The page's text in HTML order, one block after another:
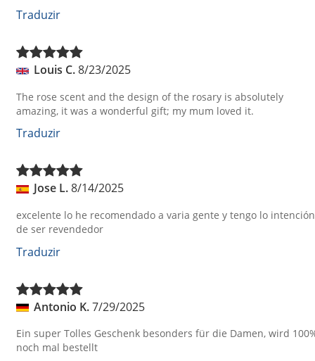
Traduzir
Louis C.8/23/2025
The rose scent and the design of the rosary is absolutely
amazing, it was a wonderful gift; my mum loved it.
Traduzir
Jose L.8/14/2025
excelente lo he recomendado a varia gente y tengo lo intención
de ser revendedor
Traduzir
Antonio K.7/29/2025
Ein super Tolles Geschenk besonders für die Damen, wird
noch mal bestellt